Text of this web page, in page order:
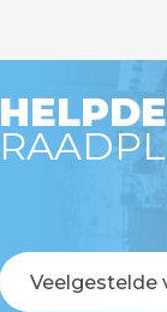
Op
Veelgestelde